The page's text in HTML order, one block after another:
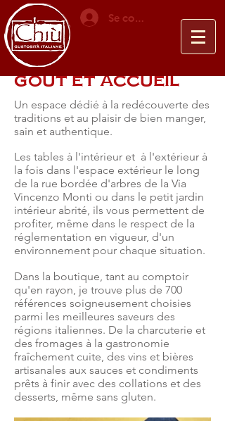
Se connecter
GOÛT ET ACCUEIL
Un espace dédié à la redécouverte des
traditions et au plaisir de bien manger,
sain et authentique.
Les tables à l'intérieur et à l'extérieur à
la fois dans l'espace extérieur le long
de la rue bordée d'arbres de la Via
Vincenzo Monti ou dans le petit jardin
intérieur abrité, ils vous permettent de
profiter, même dans le respect de la
réglementation en vigueur, d'un
environnement pour chaque situation.
Dans la boutique, tant au comptoir
qu'en rayon, je trouve plus de 700
références soigneusement choisies
parmi les meilleures saveurs des
régions italiennes. De la charcuterie et
des fromages à la gastronomie
fraîchement cuite, des vins et bières
artisanales aux sauces et condiments
prêts à finir avec des collations et des
desserts, même sans gluten.